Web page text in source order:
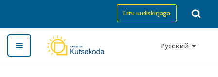
Перейти
к
содержимому
Liitu uudiskirjaga
Русский